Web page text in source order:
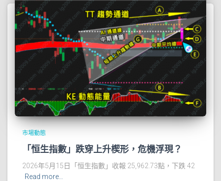
市場動態
「恒生指數」跌穿上升楔形，危機浮現？
2026年5月15日「恒生指數」收報 25,962.73點，下跌 42
Read more…